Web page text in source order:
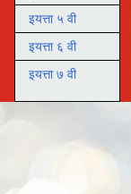
इयत्ता ५ वी
इयत्ता ६ वी
इयत्ता ७ वी